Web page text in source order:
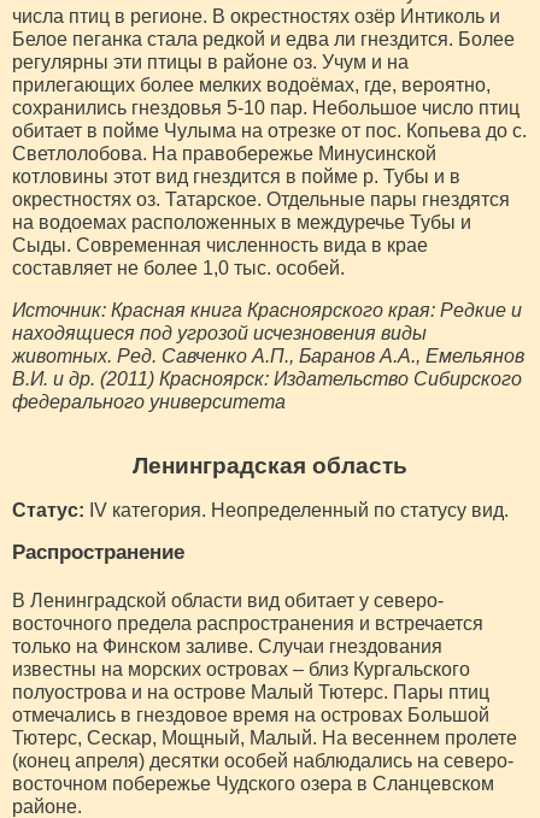
числа птиц в регионе. В окрестностях озёр Интиколь и
Белое пеганка стала редкой и едва ли гнездится. Более
регулярны эти птицы в районе оз. Учум и на
прилегающих более мелких водоёмах, где, вероятно,
сохранились гнездовья 5-10 пар. Небольшое число птиц
обитает в пойме Чулыма на отрезке от пос. Копьева до с.
Светлолобова. На правобережье Минусинской
котловины этот вид гнездится в пойме р. Тубы и в
окрестностях оз. Татарское. Отдельные пары гнездятся
на водоемах расположенных в междуречье Тубы и
Сыды. Современная численность вида в крае
составляет не более 1,0 тыс. особей.
Источник: Красная книга Красноярского края: Редкие и
находящиеся под угрозой исчезновения виды
животных. Ред. Савченко А.П., Баранов А.А., Емельянов
В.И. и др. (2011) Красноярск: Издательство Сибирского
федерального университета
Ленинградская область
Статус: IV категория. Неопределенный по статусу вид.
Распространение
В Ленинградской области вид обитает у северо-
восточного предела распространения и встречается
только на Финском заливе. Случаи гнездования
известны на морских островах – близ Кургальского
полуострова и на острове Малый Тютерс. Пары птиц
отмечались в гнездовое время на островах Большой
Тютерс, Сескар, Мощный, Малый. На весеннем пролете
(конец апреля) десятки особей наблюдались на северо-
восточном побережье Чудского озера в Сланцевском
районе.